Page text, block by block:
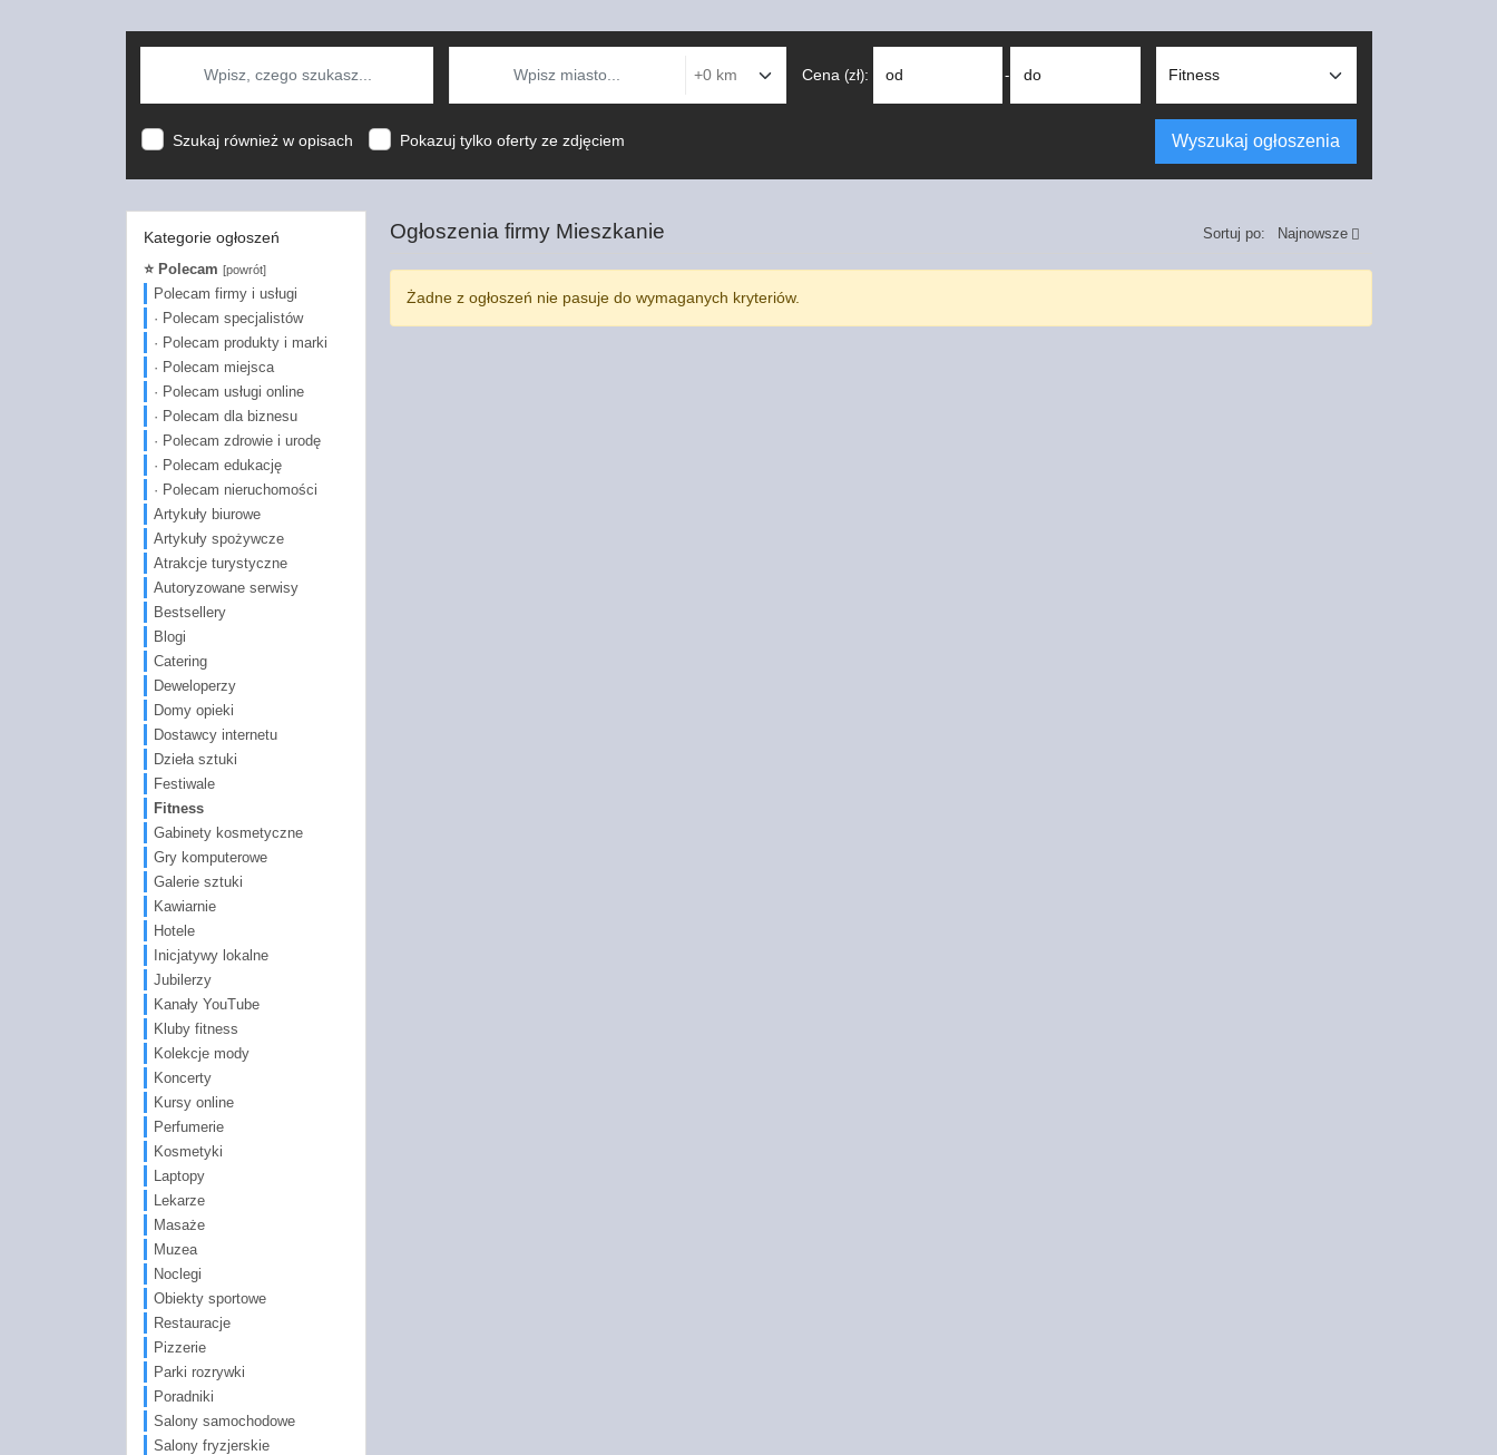
Cena (zł): od - do
Szukaj również w opisach Pokazuj tylko oferty ze zdjęciem Wyszukaj ogłoszenia
Ogłoszenia firmy Mieszkanie Sortuj po: Najnowsze
Żadne z ogłoszeń nie pasuje do wymaganych kryteriów.
Kategorie ogłoszeń
⭐ Polecam [powrót]
Polecam firmy i usługi
· Polecam specjalistów
· Polecam produkty i marki
· Polecam miejsca
· Polecam usługi online
· Polecam dla biznesu
· Polecam zdrowie i urodę
· Polecam edukację
· Polecam nieruchomości
Artykuły biurowe
Artykuły spożywcze
Atrakcje turystyczne
Autoryzowane serwisy
Bestsellery
Blogi
Catering
Deweloperzy
Domy opieki
Dostawcy internetu
Dzieła sztuki
Festiwale
Fitness
Gabinety kosmetyczne
Gry komputerowe
Galerie sztuki
Kawiarnie
Hotele
Inicjatywy lokalne
Jubilerzy
Kanały YouTube
Kluby fitness
Kolekcje mody
Koncerty
Kursy online
Perfumerie
Kosmetyki
Laptopy
Lekarze
Masaże
Muzea
Noclegi
Obiekty sportowe
Restauracje
Pizzerie
Parki rozrywki
Poradniki
Salony samochodowe
Salony fryzjerskie